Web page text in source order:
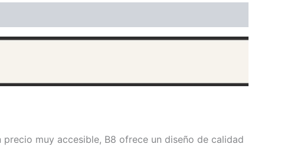
muy accesible, B8 ofrece un diseño de calidad